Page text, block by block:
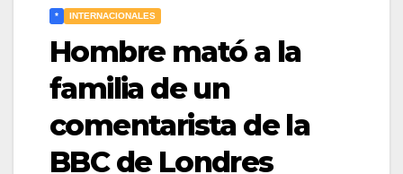
* INTERNACIONALES
Hombre mató a la
familia de un
comentarista de la
BBC de Londres